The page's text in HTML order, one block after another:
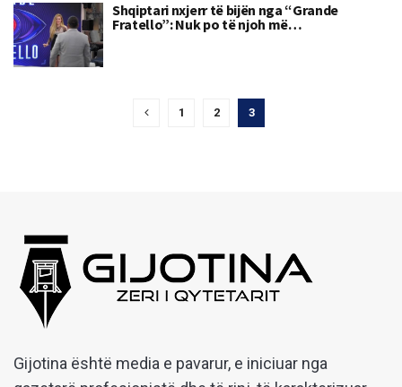
Shqiptari nxjerr të bijën nga “Grande
Fratello”: Nuk po të njoh më…
1 2 3
Gijotina është media e pavarur, e iniciuar nga